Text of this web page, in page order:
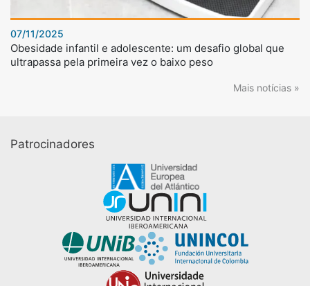
07/11/2025
Obesidade infantil e adolescente: um desafio global que
ultrapassa pela primeira vez o baixo peso
Mais notícias »
Patrocinadores